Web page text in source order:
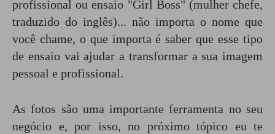
profissional ou ensaio "Girl Boss" (mulher chefe,
traduzido do inglês)... não importa o nome que
você chame, o que importa é saber que esse tipo
de ensaio vai ajudar a transformar a sua imagem
pessoal e profissional.
As fotos são uma importante ferramenta no seu
negócio e, por isso, no próximo tópico eu te